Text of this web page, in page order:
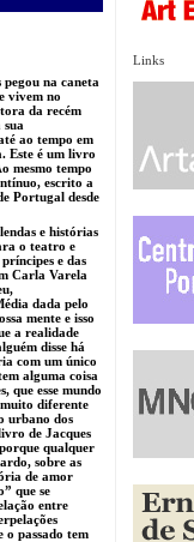
Links
na caneta
vivem no
da recém
ao tempo em
Este é um livro
mesmo tempo
escrito a
Portugal desde
e histórias
o teatro e
e das
Carla Varela
dada pelo
mente e isso
a realidade
disse há
com um único
alguma coisa
que esse mundo
muito diferente
urbano dos
de Jacques
qualquer
sobre as
de amor
que se
entre
o passado tem